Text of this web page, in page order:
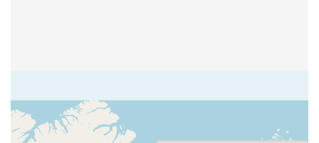
2 recursos